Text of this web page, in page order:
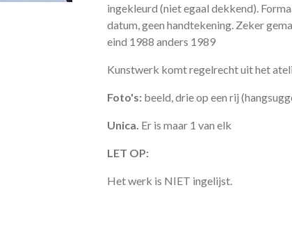
ingekleurd (niet egaal dekkend).
datum, geen handtekening. Zeker
eind 1988 anders 1989
Kunstwerk komt regelrecht uit het
Foto's: beeld, drie op een rij
Unica. Er is maar 1 van elk
LET OP:
Het werk is NIET ingelijst.